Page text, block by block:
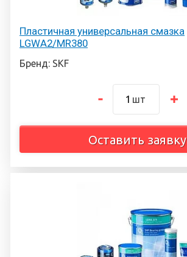
Пластичная универсальная смазка
LGWA2/MR380
Бренд: SKF
шт
Оставить заявку